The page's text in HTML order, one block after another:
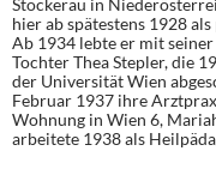
Stockerau in
hier ab spätestens 1928
Ab 1934 lebte er mit
Tochter Thea Stepler, die
der Universität Wien
Februar 1937 ihre
Wohnung in Wien 6,
arbeitete 1938 als